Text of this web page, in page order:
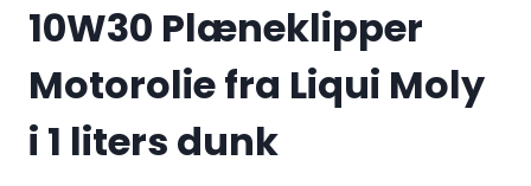
10W30 Plæneklipper
Motorolie fra Liqui Moly
i 1 liters dunk